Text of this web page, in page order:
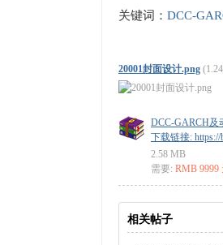
关键词： DCC-
20001封面设计.png
DCC-GARCH及
下载链接: https://
2.58 MB
需要: RMB 9999
DCC-GARCH
相关帖子